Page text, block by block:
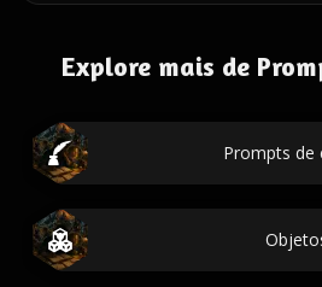
Explore mais de
Prompts de